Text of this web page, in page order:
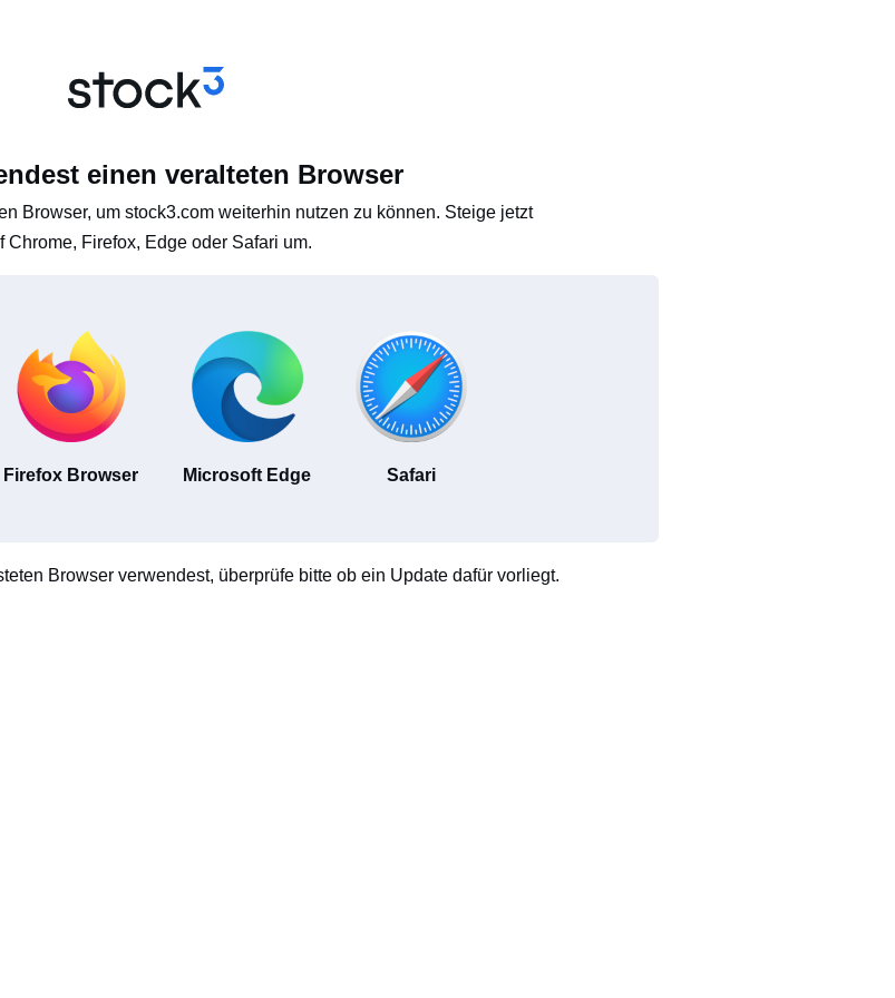
einen veralteten Browser
Browser, um stock3.com weiterhin nutzen zu können. Steige jetzt
Chrome, Firefox, Edge oder Safari um.
Firefox Browser Microsoft Edge Safari
Browser verwendest, überprüfe bitte ob ein Update dafür vorliegt.